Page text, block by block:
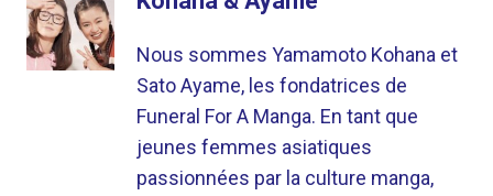
Nous sommes Yamamoto Kohana et
Sato Ayame, les fondatrices de
Funeral For A Manga. En tant que
jeunes femmes asiatiques
passionnées par la culture manga,